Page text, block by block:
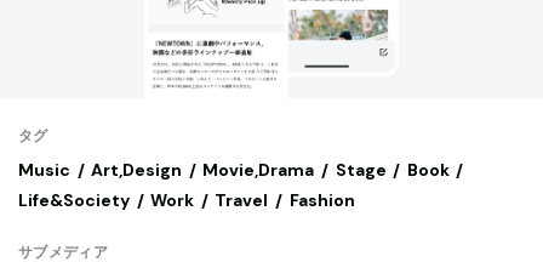
タグ
Music Art,Design Movie,Drama Stage
Book
Life&Society
Work Travel Fashion
サブメディア